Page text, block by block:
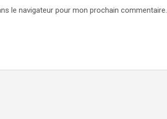
le navigateur pour mon prochain commentaire.